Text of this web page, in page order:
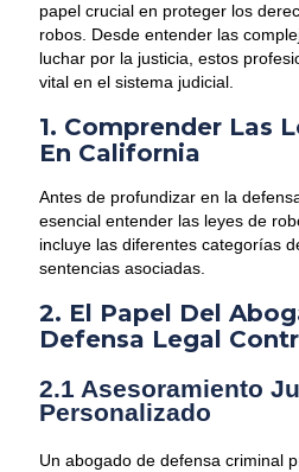
papel crucial en proteger los
robos. Desde entender las
luchar por la justicia, estos
vital en el sistema judicial.
1. Comprender Las
En California
Antes de profundizar en la
esencial entender las leyes de
incluye las diferentes categorías
sentencias asociadas.
2. El Papel Del
Defensa Legal
2.1 Asesoramiento
Personalizado
Un abogado de defensa criminal